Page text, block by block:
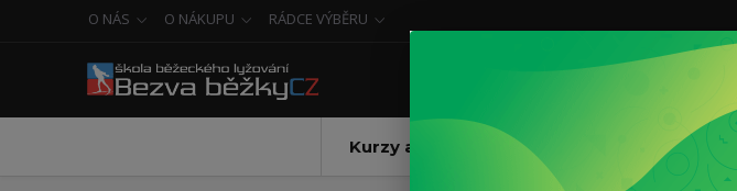
O NÁS O NÁKUPU RÁDCE VÝBĚRU
Kurzy a trénink Dárkový poukaz